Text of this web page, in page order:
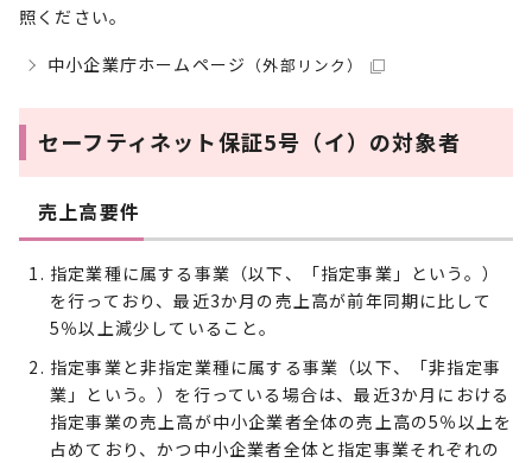
照ください。
中小企業庁ホームページ （外部リンク）
セーフティネット保証5号（イ）の対象者
売上高要件
指定業種に属する事業（以下、「指定事業」という。）
を行っており、最近3か月の売上高が前年同期に比して
5％以上減少していること。
指定事業と非指定業種に属する事業（以下、「非指定事
業」という。）を行っている場合は、最近3か月における
指定事業の売上高が中小企業者全体の売上高の5％以上を
占めており、かつ中小企業者全体と指定事業それぞれの